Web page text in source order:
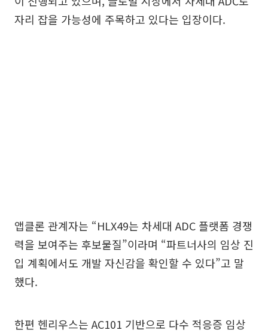
자리 잡을 가능성에 주목하고 있다는 입장이다.
앱클론 관계자는 “HLX49는 차세대 ADC 플랫폼 경쟁
력을 보여주는 후보물질”이라며 “파트너사의 임상 진
입 계획에서도 개발 자신감을 확인할 수 있다”고 말
했다.
한편 헨리우스는 AC101 기반으로 다수 적응증 임상